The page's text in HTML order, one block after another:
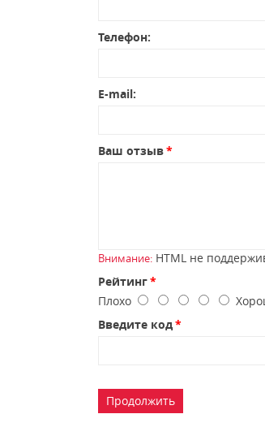
Телефон:
E-mail:
Ваш отзыв
Внимание: HTML не
Рейтинг
Плохо
Введите код
Продолжить